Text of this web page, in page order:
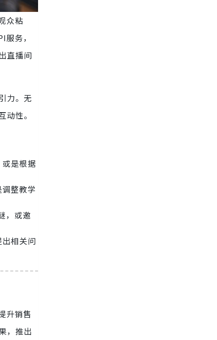
众粘
务，
直播间
力。无
性。
是根据
整教学
，或邀
相关问
升销售
，推出